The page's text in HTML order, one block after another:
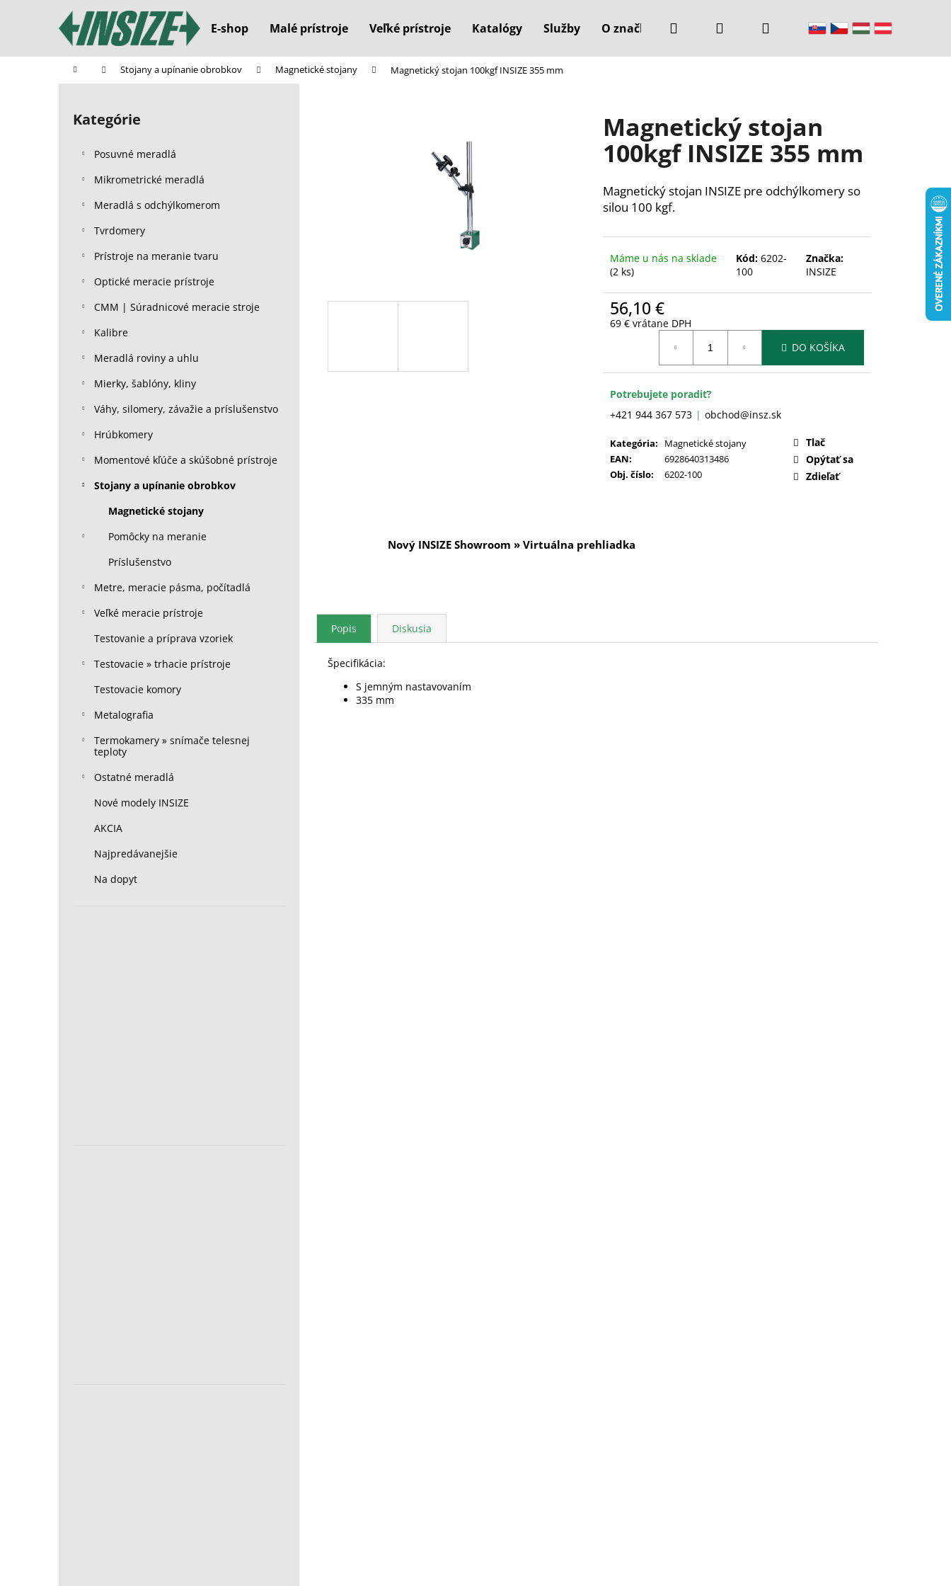
E-shop Malé prístroje Veľké prístroje Katalógy Služby O značke Kontakty
Hľadať PrihlásenieNákupný
Domov Stojany a upínanie obrobkov Magnetické stojany Magnetický stojan 100kgf INSIZE 355 mm
B
Preskočiť
kategórie
Kategórie
Posuvné meradlá
Mikrometrické meradlá
Meradlá s odchýlkomerom
Tvrdomery
Prístroje na meranie tvaru
Optické meracie prístroje
CMM | Súradnicové meracie stroje
Kalibre
Meradlá roviny a uhlu
Mierky, šablóny, kliny
Váhy, silomery, závažie a príslušenstvo
Hrúbkomery
Momentové kľúče a skúšobné prístroje
Stojany a upínanie obrobkov
Magnetické stojany
Pomôcky na meranie
Príslušenstvo
Metre, meracie pásma, počítadlá
Veľké meracie prístroje
Testovanie a príprava vzoriek
Testovacie » trhacie prístroje
Testovacie komory
Metalografia
Termokamery » snímače telesnej
teploty
Ostatné meradlá
Nové modely INSIZE
AKCIA
Najpredávanejšie
Na dopyt
Magnetický stojan
100kgf INSIZE 355 mm
Magnetický stojan INSIZE pre odchýlkomery so
silou 100 kgf.
Máme u nás na sklade
(2 ks)
Kód: 6202-
100
Značka:
INSIZE
56,10 €
69 € vrátane DPH
DO KOŠÍKA
Potrebujete poradiť?
+421 944 367 573
obchod@insz.sk
Kategória:
Magnetické stojany
EAN:
6928640313486
Obj. číslo: 6202-100
Tlač
Opýtať sa
Zdieľať
Nový INSIZE Showroom » Virtuálna prehliadka
Popis Diskusia
Špecifikácia:
S jemným nastavovaním
335 mm
í
Späť
do
Späť
do
Čo potrebujete nájsť?
Odporúčame